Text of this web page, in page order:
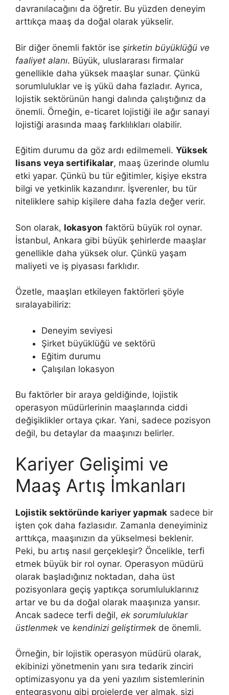
davranılacağını da öğretir. Bu yüzden deneyim
arttıkça maaş da doğal olarak yükselir.
Bir diğer önemli faktör ise şirketin büyüklüğü ve
faaliyet alanı. Büyük, uluslararası firmalar
genellikle daha yüksek maaşlar sunar. Çünkü
sorumluluklar ve iş yükü daha fazladır. Ayrıca,
lojistik sektörünün hangi dalında çalıştığınız da
önemli. Örneğin, e-ticaret lojistiği ile ağır sanayi
lojistiği arasında maaş farklılıkları olabilir.
Eğitim durumu da göz ardı edilmemeli. Yüksek
lisans veya sertifikalar, maaş üzerinde olumlu
etki yapar. Çünkü bu tür eğitimler, kişiye ekstra
bilgi ve yetkinlik kazandırır. İşverenler, bu tür
niteliklere sahip kişilere daha fazla değer verir.
Son olarak, lokasyon faktörü büyük rol oynar.
İstanbul, Ankara gibi büyük şehirlerde maaşlar
genellikle daha yüksek olur. Çünkü yaşam
maliyeti ve iş piyasası farklıdır.
Özetle, maaşları etkileyen faktörleri şöyle
sıralayabiliriz:
Deneyim seviyesi
Şirket büyüklüğü ve sektörü
Eğitim durumu
Çalışılan lokasyon
Bu faktörler bir araya geldiğinde, lojistik
operasyon müdürlerinin maaşlarında ciddi
değişiklikler ortaya çıkar. Yani, sadece pozisyon
değil, bu detaylar da maaşınızı belirler.
Kariyer Gelişimi ve
Maaş Artış İmkanları
Lojistik sektöründe kariyer yapmak sadece bir
işten çok daha fazlasıdır. Zamanla deneyiminiz
arttıkça, maaşınızın da yükselmesi beklenir.
Peki, bu artış nasıl gerçekleşir? Öncelikle, terfi
etmek büyük bir rol oynar. Operasyon müdürü
olarak başladığınız noktadan, daha üst
pozisyonlara geçiş yaptıkça sorumluluklarınız
artar ve bu da doğal olarak maaşınıza yansır.
Ancak sadece terfi değil, ek sorumluluklar
üstlenmek ve kendinizi geliştirmek de önemli.
Örneğin, bir lojistik operasyon müdürü olarak,
ekibinizi yönetmenin yanı sıra tedarik zinciri
optimizasyonu ya da yeni yazılım sistemlerinin
entegrasyonu gibi projelerde yer almak, sizi